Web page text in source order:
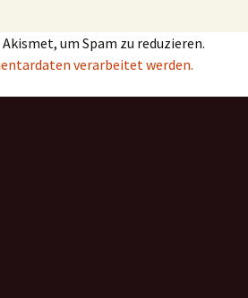
um Spam zu reduzieren.
verarbeitet werden.